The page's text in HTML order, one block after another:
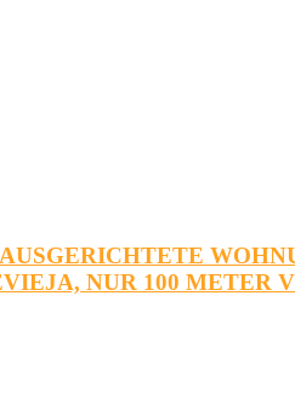
AUSGERICHTETE
NUR 100 METER